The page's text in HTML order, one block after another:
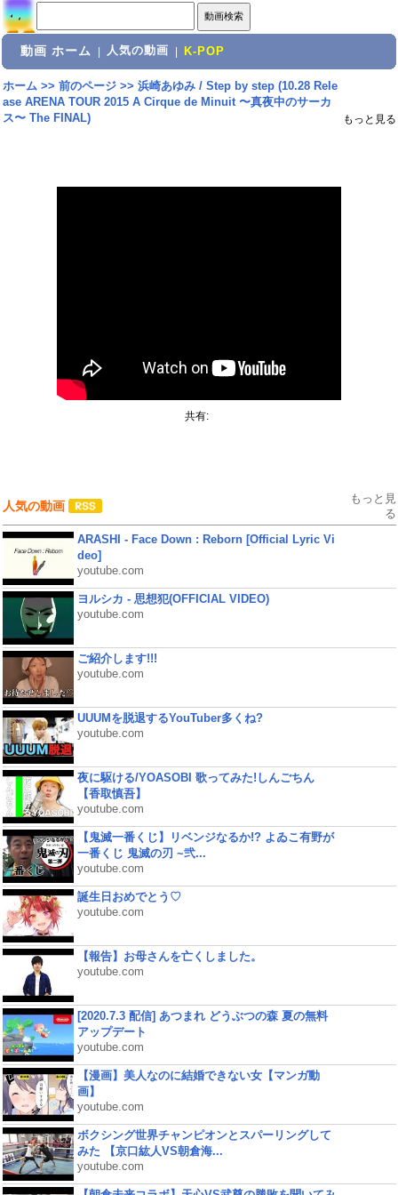
動画 ホーム 人気の動画 K-POP
ホーム>> 前のページ>> 浜崎あゆみ / Step by step (10.28 Rele
ase ARENA TOUR 2015 A Cirque de Minuit 〜真夜中のサーカ
ス〜 The FINAL)
もっと見る
共有:
人気の動画
もっと見
る
ARASHI - Face Down : Reborn [Official Lyric Vi
deo]
youtube.com
ヨルシカ - 思想犯(OFFICIAL VIDEO)
youtube.com
ご紹介します!!!
youtube.com
UUUMを脱退するYouTuber多くね?
youtube.com
夜に駆ける/YOASOBI 歌ってみた!しんごちん
【香取慎吾】
youtube.com
【鬼滅一番くじ】リベンジなるか!? よゐこ有野が
一番くじ 鬼滅の刃 ~弐...
youtube.com
誕生日おめでとう♡
youtube.com
【報告】お母さんを亡くしました。
youtube.com
[2020.7.3 配信] あつまれ どうぶつの森 夏の無料
アップデート
youtube.com
【漫画】美人なのに結婚できない女【マンガ動
画】
youtube.com
ボクシング世界チャンピオンとスパーリングして
みた 【京口紘人VS朝倉海...
youtube.com